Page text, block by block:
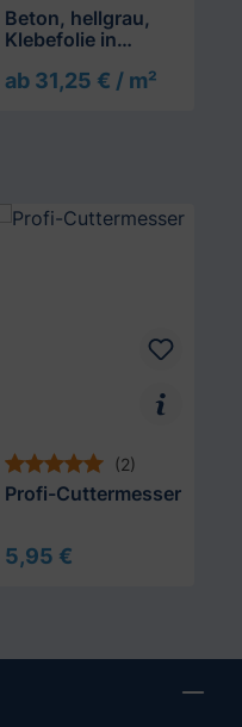
Beton, hellgrau,
Klebefolie in
ab 31,25 € / m²
(2)
Profi-Cuttermesser
5,95 €